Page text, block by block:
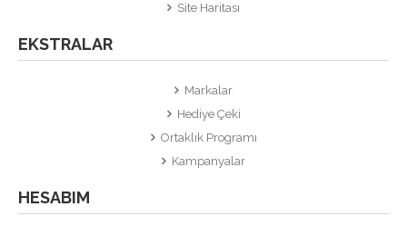
Site Haritası
EKSTRALAR
Markalar
Hediye Çeki
Ortaklık Programı
Kampanyalar
HESABIM